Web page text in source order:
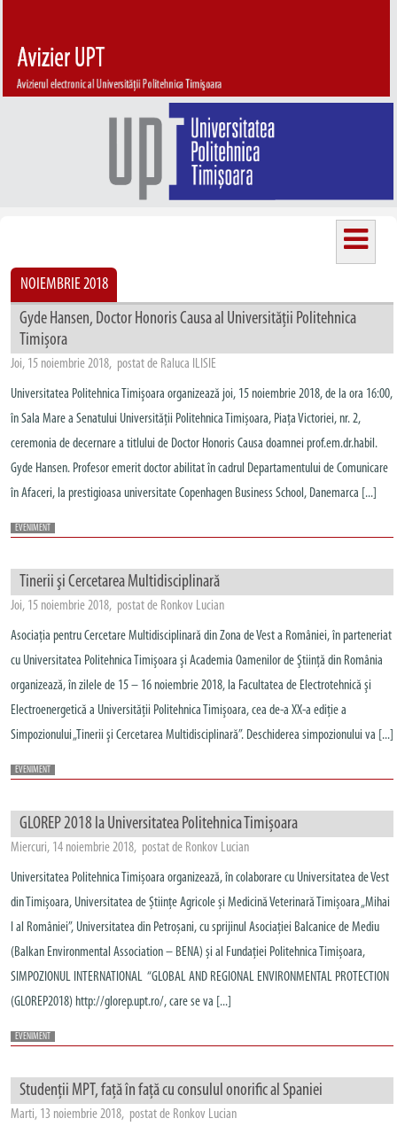
NOIEMBRIE 2018
Gyde Hansen, Doctor Honoris Causa al Universității Politehnica
Timișora
Joi, 15 noiembrie 2018, postat de Raluca ILISIE
Universitatea Politehnica Timişoara organizează joi, 15 noiembrie 2018, de la ora 16:00,
în Sala Mare a Senatului Universității Politehnica Timișoara, Piața Victoriei, nr. 2,
ceremonia de decernare a titlului de Doctor Honoris Causa doamnei prof.em.dr.habil.
Gyde Hansen. Profesor emerit doctor abilitat în cadrul Departamentului de Comunicare
în Afaceri, la prestigioasa universitate Copenhagen Business School, Danemarca [...]
EVENIMENT
Tinerii şi Cercetarea Multidisciplinară
Joi, 15 noiembrie 2018, postat de Ronkov Lucian
Asociaţia pentru Cercetare Multidisciplinară din Zona de Vest a României, în parteneriat
cu Universitatea Politehnica Timişoara şi Academia Oamenilor de Ştiinţă din România
organizează, în zilele de 15 – 16 noiembrie 2018, la Facultatea de Electrotehnică şi
Electroenergetică a Universităţii Politehnica Timişoara, cea de-a XX-a ediţie a
Simpozionului „Tinerii şi Cercetarea Multidisciplinară”. Deschiderea simpozionului va [...]
EVENIMENT
GLOREP 2018 la Universitatea Politehnica Timișoara
Miercuri, 14 noiembrie 2018, postat de Ronkov Lucian
Universitatea Politehnica Timișoara organizează, în colaborare cu Universitatea de Vest
din Timișoara, Universitatea de Științe Agricole și Medicină Veterinară Timișoara „Mihai
I al României”, Universitatea din Petroșani, cu sprijinul Asociației Balcanice de Mediu
(Balkan Environmental Association – BENA) și al Fundației Politehnica Timișoara,
SIMPOZIONUL INTERNATIONAL “GLOBAL AND REGIONAL ENVIRONMENTAL PROTECTION
(GLOREP2018) http://glorep.upt.ro/, care se va [...]
EVENIMENT
Studenții MPT, față în față cu consulul onorific al Spaniei
Marti, 13 noiembrie 2018, postat de Ronkov Lucian